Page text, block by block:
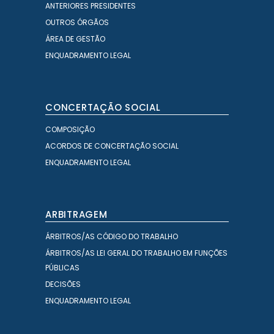
ANTERIORES PRESIDENTES
OUTROS ÓRGÃOS
ÁREA DE GESTÃO
ENQUADRAMENTO LEGAL
CONCERTAÇÃO SOCIAL
COMPOSIÇÃO
ACORDOS DE CONCERTAÇÃO SOCIAL
ENQUADRAMENTO LEGAL
ARBITRAGEM
ÁRBITROS/AS CÓDIGO DO TRABALHO
ÁRBITROS/AS LEI GERAL DO TRABALHO EM FUNÇÕES
PÚBLICAS
DECISÕES
ENQUADRAMENTO LEGAL